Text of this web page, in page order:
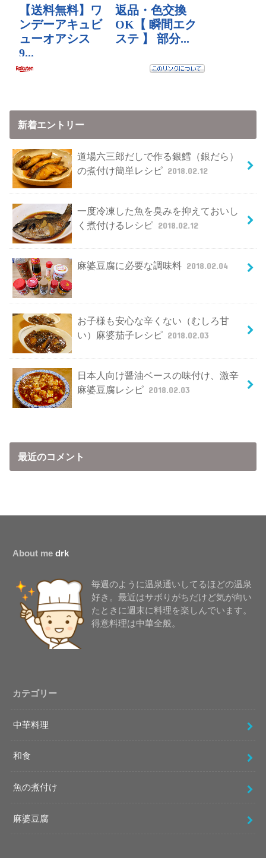
新着エントリー
道場六三郎だしで作る銀鱈（銀だら）
の煮付け簡単レシピ 2018.02.12
一度冷凍した魚を臭みを抑えておいし
く煮付けるレシピ 2018.02.12
麻婆豆腐に必要な調味料 2018.02.04
お子様も安心な辛くない（むしろ甘
い）麻婆茄子レシピ 2018.02.03
日本人向け醤油ベースの味付け、激辛
麻婆豆腐レシピ 2018.02.03
最近のコメント
About me drk
毎週のように温泉通いしてるほどの温泉
好き。最近はサボりがちだけど気が向い
たときに週末に料理を楽しんでいます。
得意料理は中華全般。
カテゴリー
中華料理
和食
魚の煮付け
麻婆豆腐